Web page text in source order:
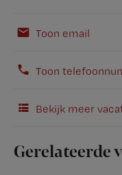
Toon email
Toon
Bekijk meer
Gerelateerde